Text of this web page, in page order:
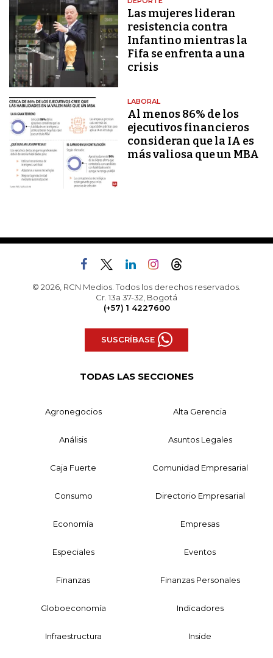
Las mujeres lideran
resistencia contra
Infantino mientras la
Fifa se enfrenta a una
crisis
LABORAL
Al menos 86% de los
ejecutivos financieros
consideran que la IA es
más valiosa que un MBA
© 2026, RCN Medios. Todos los derechos reservados.
Cr. 13a 37-32, Bogotá
(+57) 1 4227600
SUSCRÍBASE
TODAS LAS SECCIONES
Agronegocios Alta Gerencia
Análisis Asuntos Legales
Caja Fuerte Comunidad Empresarial
Consumo Directorio Empresarial
Economía Empresas
Especiales Eventos
Finanzas Finanzas Personales
Globoeconomía Indicadores
Infraestructura Inside